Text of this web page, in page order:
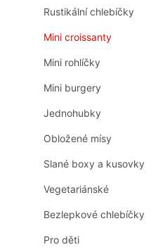
Rustikální chlebíčky
Mini croissanty
Mini rohlíčky
Mini burgery
Jednohubky
Obložené mísy
Slané boxy a kusovky
Vegetariánské
Bezlepkové chlebíčky
Pro děti